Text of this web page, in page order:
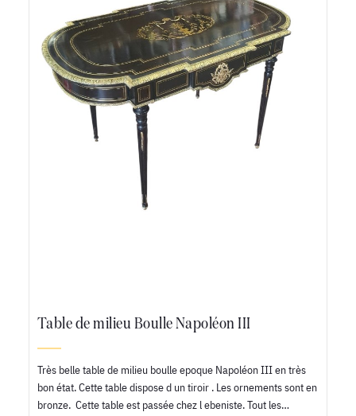
Table de milieu Boulle Napoléon III
Très belle table de milieu boulle epoque Napoléon III en très
bon état. Cette table dispose d un tiroir . Les ornements sont en
bronze. Cette table est passée chez l ebeniste. Tout les…